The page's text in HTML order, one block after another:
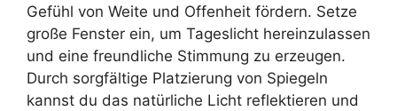
Gefühl von Weite und Offenheit fördern. Setze
große Fenster ein, um Tageslicht hereinzulassen
und eine freundliche Stimmung zu erzeugen.
Durch sorgfältige Platzierung von Spiegeln
kannst du das natürliche Licht reflektieren und